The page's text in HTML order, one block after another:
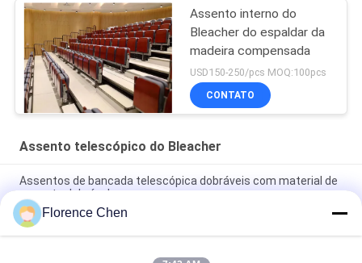
Assento interno do
Bleacher do espaldar da
madeira compensada
USD150-250/pcs MOQ:100pcs
CONTATO
Assento telescópico do Bleacher
Assentos de bancada telescópica dobráveis com material de
assento dobrável
Purificador telescópico em camadas com opção de piso de
compensado ou PVC com corredor e corrimão
Florence Chen